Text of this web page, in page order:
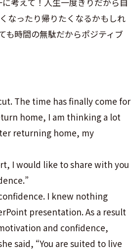
なったり帰りたくなるかもしれ
も時間の無駄だからポジティブ
The time has finally come for
home, I am thinking a lot
returning home, my
I would like to share with you
I knew nothing
presentation. As a result
and confidence,
said, “You are suited to live